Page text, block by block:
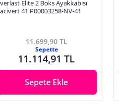
Elite 2 Boks Ayakkabısı
41 P00003258-NV-41
11.699,90 TL
Sepette
11.114,91 TL
Sepete Ekle